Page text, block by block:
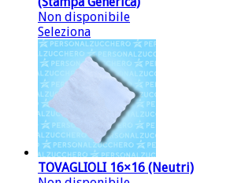
Non disponibile
Seleziona
TOVAGLIOLI 16×16 (Neutri)